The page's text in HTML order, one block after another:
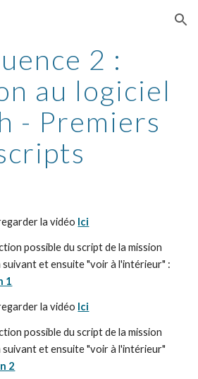
Skip to navigation
2 :
au logiciel
- Premiers
la vidéo Ici
possible du script de la mission
1
la vidéo Ici
possible du script de la mission
suivant et ensuite "voir à l'intérieur"
2